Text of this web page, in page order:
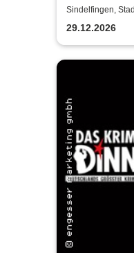
Ballet
Sindelfingen,
29.12.2026